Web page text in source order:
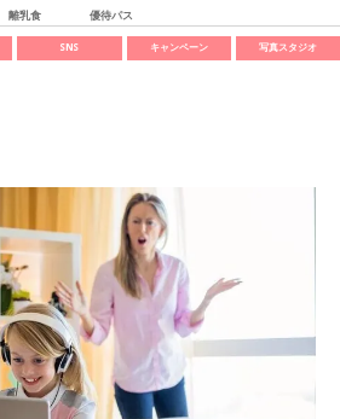
離乳食 優待パス
SNS キャンペーン 写真スタジオ